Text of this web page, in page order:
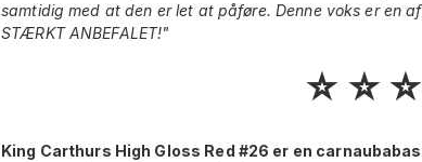
samtidig med at den er let at påføre. Denne voks er en
STÆRKT ANBEFALET!"
⭐️ ⭐️
King Carthurs High Gloss Red #26 er en